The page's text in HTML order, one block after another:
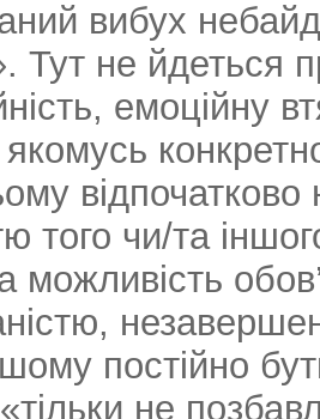
вибух
Тут не йдеться
емоційну
якомусь
того чи/та
можливість
постійно
не